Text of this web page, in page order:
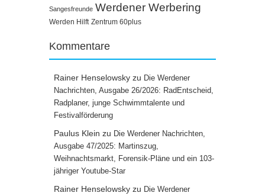
Sangesfreunde Werdener Werbering
Werden Hilft Zentrum 60plus
Kommentare
Rainer Henselowsky zu Die Werdener
Nachrichten, Ausgabe 26/2026: RadEntscheid,
Radplaner, junge Schwimmtalente und
Festivalförderung
Paulus Klein zu Die Werdener Nachrichten,
Ausgabe 47/2025: Martinszug,
Weihnachtsmarkt, Forensik-Pläne und ein 103-
jähriger Youtube-Star
Rainer Henselowsky zu Die Werdener